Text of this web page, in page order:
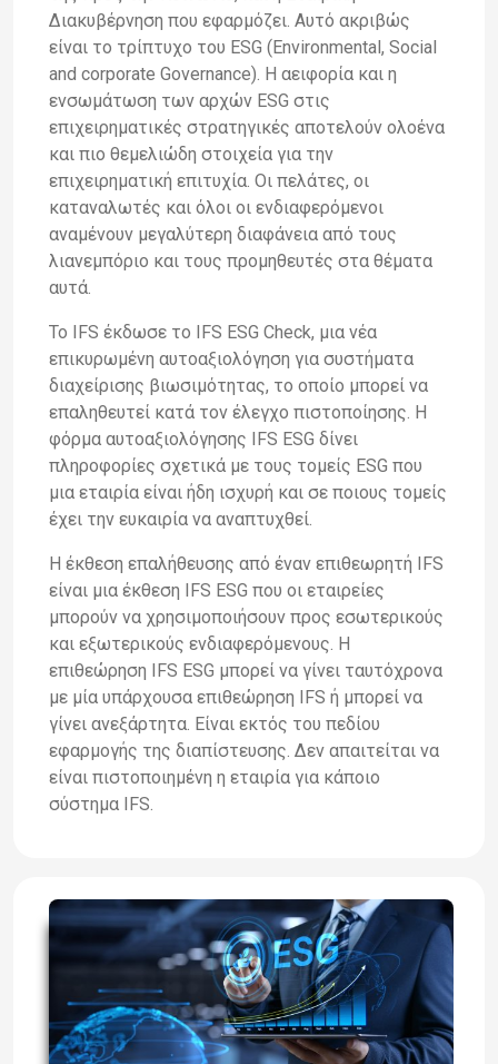
Διακυβέρνηση που εφαρμόζει. Αυτό ακριβώς
είναι το τρίπτυχο του ESG (Environmental, Social
and corporate Governance). Η αειφορία και η
ενσωμάτωση των αρχών ESG στις
επιχειρηματικές στρατηγικές αποτελούν ολοένα
και πιο θεμελιώδη στοιχεία για την
επιχειρηματική επιτυχία. Οι πελάτες, οι
καταναλωτές και όλοι οι ενδιαφερόμενοι
αναμένουν μεγαλύτερη διαφάνεια από τους
λιανεμπόριο και τους προμηθευτές στα θέματα
αυτά.
Το IFS έκδωσε το IFS ESG Check, μια νέα
επικυρωμένη αυτοαξιολόγηση για συστήματα
διαχείρισης βιωσιμότητας, το οποίο μπορεί να
επαληθευτεί κατά τον έλεγχο πιστοποίησης. Η
φόρμα αυτοαξιολόγησης IFS ESG δίνει
πληροφορίες σχετικά με τους τομείς ESG που
μια εταιρία είναι ήδη ισχυρή και σε ποιους τομείς
έχει την ευκαιρία να αναπτυχθεί.
Η έκθεση επαλήθευσης από έναν επιθεωρητή IFS
είναι μια έκθεση IFS ESG που οι εταιρείες
μπορούν να χρησιμοποιήσουν προς εσωτερικούς
και εξωτερικούς ενδιαφερόμενους. Η
επιθεώρηση IFS ESG μπορεί να γίνει ταυτόχρονα
με μία υπάρχουσα επιθεώρηση IFS ή μπορεί να
γίνει ανεξάρτητα. Είναι εκτός του πεδίου
εφαρμογής της διαπίστευσης. Δεν απαιτείται να
είναι πιστοποιημένη η εταιρία για κάποιο
σύστημα IFS.